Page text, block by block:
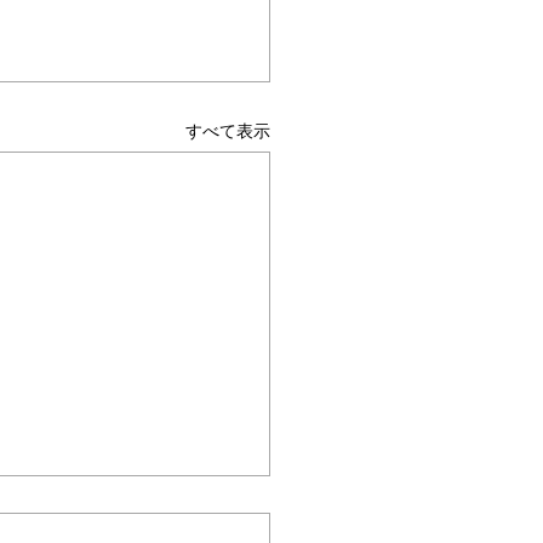
すべて表示
険最新情報